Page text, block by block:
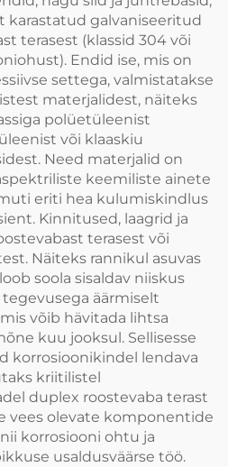
karastatud galvaniseeritud
terasest (klassid 304 või
Endid ise, mis on
settega, valmistatakse
materjalidest, näiteks
polüetüleenist
või klaaskiu
Need materjalid on
keemiliste ainete
eriti hea kulumiskindlus
Kinnitused, laagrid ja
terasest või
Näiteks rannikul asuvas
soola sisaldav niiskus
äärmiselt
võib hävitada lihtsa
kuu jooksul. Sellisesse
korrosioonikindel lendava
kriitilistel
duplex roostevaba terast
vees olevate komponentide
korrosiooni ohtu ja
usaldusväärse töö.